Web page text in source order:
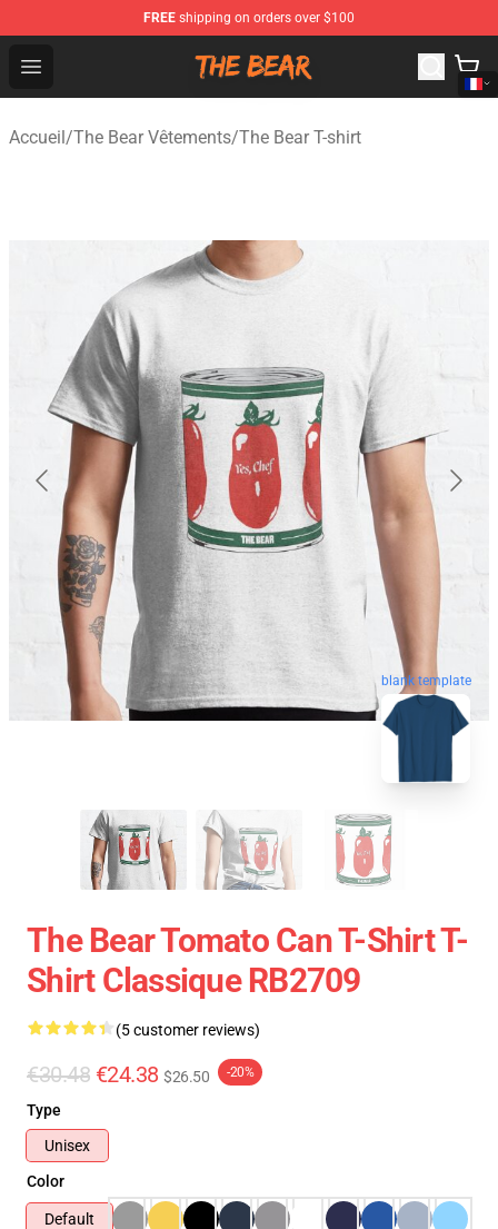
FREE shipping on orders over $100
Open menu
The Bear Shop - Official The Bear Merchandise Store
Accueil/The Bear Vêtements/The Bear T-shirt
blank template
The Bear Tomato Can T-Shirt T-
Shirt Classique RB2709
(5 customer reviews)
€30.48 €24.38 $26.50 -20%
Type
Unisex
Color
Default